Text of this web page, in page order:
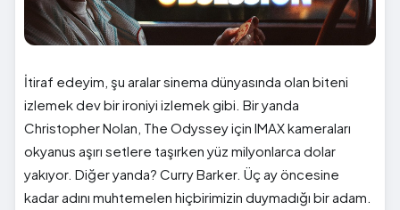
İtiraf edeyim, şu aralar sinema dünyasında olan biteni
izlemek dev bir ironiyi izlemek gibi. Bir yanda
Christopher Nolan, The Odyssey için IMAX kameraları
okyanus aşırı setlere taşırken yüz milyonlarca dolar
yakıyor. Diğer yanda? Curry Barker. Üç ay öncesine
kadar adını muhtemelen hiçbirimizin duymadığı bir adam.